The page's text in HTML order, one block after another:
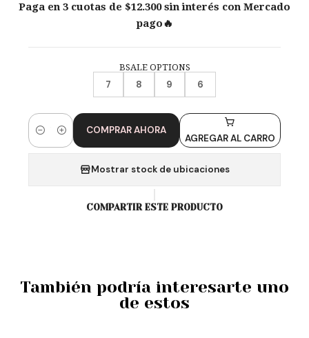
Paga en 3 cuotas de $12.300 sin interés con Mercado
pago🔥
BSALE OPTIONS
7 8 9 6
Cantidad AGREGAR AL CARRO
COMPRAR AHORA
Mostrar stock de ubicaciones
COMPARTIR ESTE PRODUCTO
También podría interesarte uno
de estos